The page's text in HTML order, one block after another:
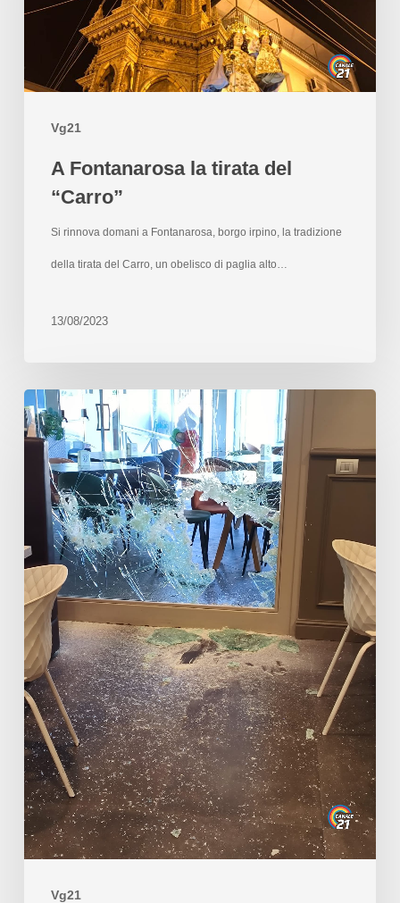
Vg21
A Fontanarosa la tirata del
“Carro”
Si rinnova domani a Fontanarosa, borgo irpino, la tradizione
della tirata del Carro, un obelisco di paglia alto…
13/08/2023
Vg21